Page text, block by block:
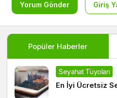
Yorum Gönder Giriş
Popüler Haberler
Seyahat Tüyoları
En İyi Ücretsiz